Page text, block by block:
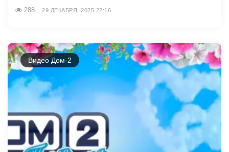
288 29 ДЕКАБРЯ, 2025 22:16
Видео Дом-2